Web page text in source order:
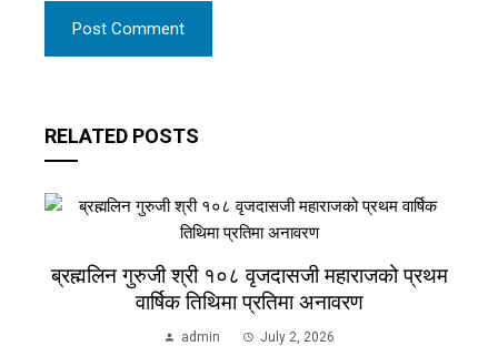
RELATED POSTS
ब्रह्मलिन गुरुजी श्री १०८ वृजदासजी महाराजको प्रथम
वार्षिक तिथिमा प्रतिमा अनावरण
admin July 2, 2026